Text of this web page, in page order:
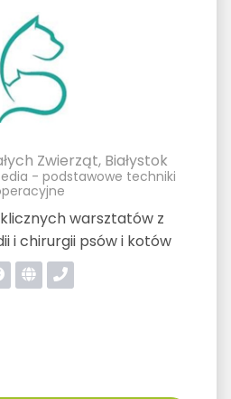
Zwierząt, Białystok
- podstawowe techniki
warsztatów z
i chirurgii psów i kotów